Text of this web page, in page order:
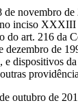
de novembro de
inciso
do art. 216 da
dezembro de
e dispositivos
outubro de